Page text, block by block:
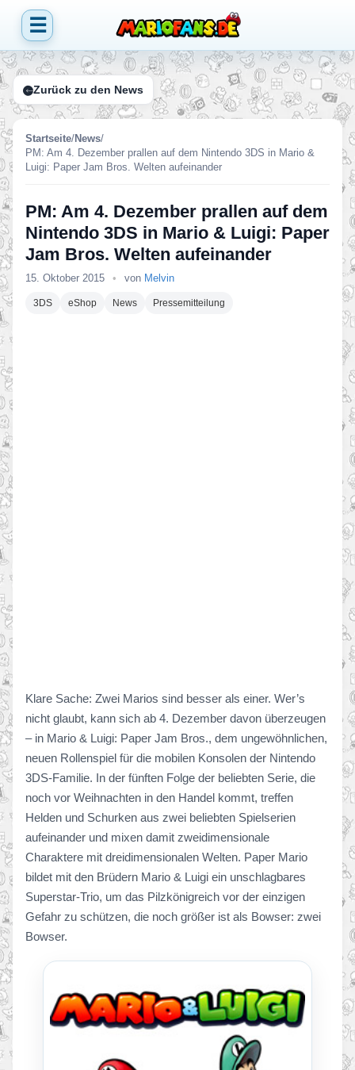
☰
Zurück zu den News
Startseite/News/
PM: Am 4. Dezember prallen auf dem Nintendo 3DS in Mario &
Luigi: Paper Jam Bros. Welten aufeinander
PM: Am 4. Dezember prallen auf dem
Nintendo 3DS in Mario & Luigi: Paper
Jam Bros. Welten aufeinander
15. Oktober 2015 • von Melvin
3DS eShop News Pressemitteilung
Klare Sache: Zwei Marios sind besser als einer. Wer’s
nicht glaubt, kann sich ab 4. Dezember davon überzeugen
– in Mario & Luigi: Paper Jam Bros., dem ungewöhnlichen,
neuen Rollenspiel für die mobilen Konsolen der Nintendo
3DS-Familie. In der fünften Folge der beliebten Serie, die
noch vor Weihnachten in den Handel kommt, treffen
Helden und Schurken aus zwei beliebten Spielserien
aufeinander und mixen damit zweidimensionale
Charaktere mit dreidimensionalen Welten. Paper Mario
bildet mit den Brüdern Mario & Luigi ein unschlagbares
Superstar-Trio, um das Pilzkönigreich vor der einzigen
Gefahr zu schützen, die noch größer ist als Bowser: zwei
Bowser.